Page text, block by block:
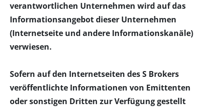
verantwortlichen Unternehmen wird auf das
Informationsangebot dieser Unternehmen
(Internetseite und andere Informationskanäle)
verwiesen.
Sofern auf den Internetseiten des S Brokers
veröffentlichte Informationen von Emittenten
oder sonstigen Dritten zur Verfügung gestellt